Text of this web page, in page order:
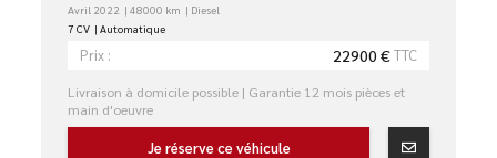
Avril 2022 48000 km
Diesel
7 CV
Automatique
Prix : 22900 €TTC
Livraison à domicile possible | Garantie 12 mois pièces et
main d'oeuvre
Je réserve ce véhicule